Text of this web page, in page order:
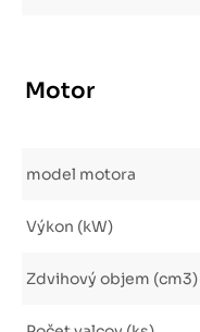
Motor
model motora
Výkon (kW)
Zdvihový objem (cm3)